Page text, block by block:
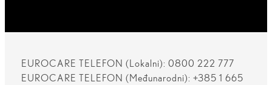
EUROCARE TELEFON (Lokalni): 0800 222 777
EUROCARE TELEFON (Međunarodni): +385 1 665